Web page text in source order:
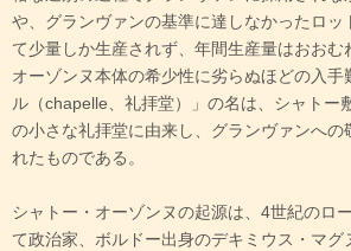
や、グランヴァンの基準に達しなかったロッ
て少量しか生産されず、年間生産量はおおむ
オーゾンヌ本体の希少性に劣らぬほどの入
ル（chapelle、礼拝堂）」の名は、シャトー
の小さな礼拝堂に由来し、グランヴァンへの
れたものである。
シャトー・オーゾンヌの起源は、4世紀のロ
て政治家、ボルドー出身のデキミウス・マグ